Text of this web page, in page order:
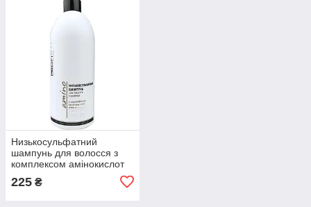
Низькосульфатний
шампунь для волосся з
комплексом амінокислот
225 ₴